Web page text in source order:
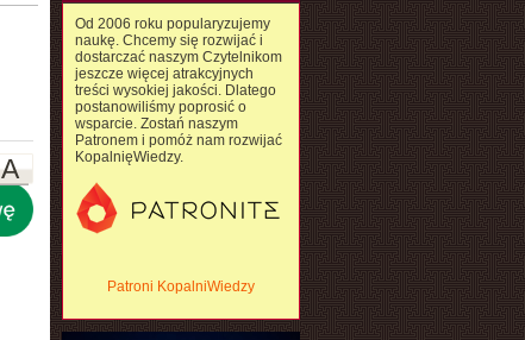
A
Od 2006 roku popularyzujemy
naukę. Chcemy się rozwijać i
dostarczać naszym Czytelnikom
jeszcze więcej atrakcyjnych
treści wysokiej jakości. Dlatego
postanowiliśmy poprosić o
wsparcie. Zostań naszym
Patronem i pomóż nam rozwijać
KopalnięWiedzy.
Patroni KopalniWiedzy